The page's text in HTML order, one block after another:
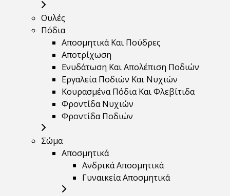
Ουλές
Πόδια
Αποσμητικά Και Πούδρες
Αποτρίχωση
Ενυδάτωση Και Απολέπιση Ποδιών
Εργαλεία Ποδιών Και Νυχιών
Κουρασμένα Πόδια Και Φλεβίτιδα
Φροντίδα Νυχιών
Φροντίδα Ποδιών
Σώμα
Αποσμητικά
Ανδρικά Αποσμητικά
Γυναικεία Αποσμητικά